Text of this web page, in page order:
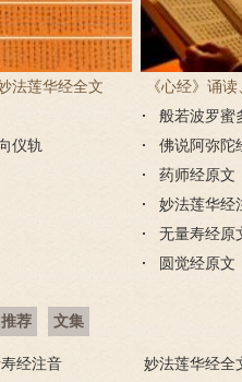
法莲华经全文
《心经》诵
步骤
般若波罗蜜
仪轨
佛说阿弥陀
药师经原文
妙法莲华经
无量寿经原
圆觉经原文
推荐 文集
经注音 妙法莲华经全